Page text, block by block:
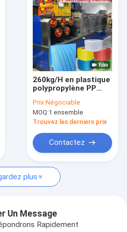
de sangles en PET
260kg/H en plastique
polypropylène PP
d'extrusion de faire
la bande d'emballage
d'automobile bon
Prix:Négociable
MOQ:1 ensemble
Trouvez les derniers prix
Contactez
plus
Un Message
Rapidement